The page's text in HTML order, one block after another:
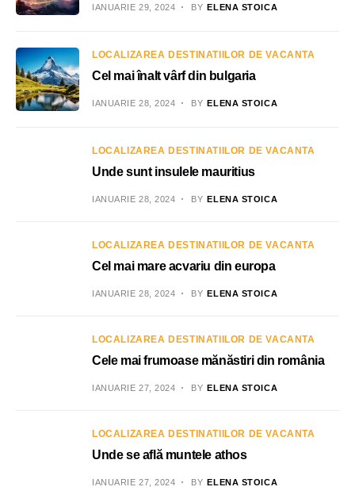
IANUARIE 29, 2024 BY ELENA STOICA
LOCALIZAREA DESTINATIILOR DE VACANTA
Cel mai înalt vârf din bulgaria
IANUARIE 28, 2024 BY ELENA STOICA
LOCALIZAREA DESTINATIILOR DE VACANTA
Unde sunt insulele mauritius
IANUARIE 28, 2024 BY ELENA STOICA
LOCALIZAREA DESTINATIILOR DE VACANTA
Cel mai mare acvariu din europa
IANUARIE 28, 2024 BY ELENA STOICA
LOCALIZAREA DESTINATIILOR DE VACANTA
Cele mai frumoase mănăstiri din românia
IANUARIE 27, 2024 BY ELENA STOICA
LOCALIZAREA DESTINATIILOR DE VACANTA
Unde se află muntele athos
IANUARIE 27, 2024 BY ELENA STOICA